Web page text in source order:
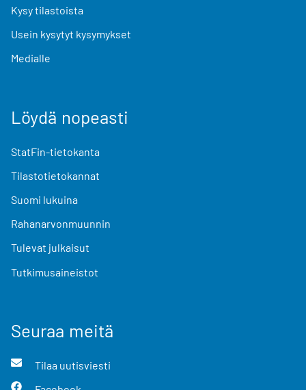
Kysy tilastoista
Usein kysytyt kysymykset
Medialle
Löydä nopeasti
StatFin-tietokanta
Tilastotietokannat
Suomi lukuina
Rahanarvonmuunnin
Tulevat julkaisut
Tutkimusaineistot
Seuraa meitä
Tilaa uutisviesti